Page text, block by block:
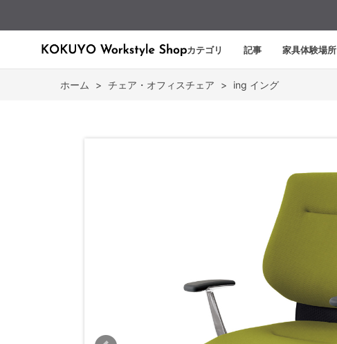
カテゴリ 記事 家具体験場所
ホーム > チェア・オフィスチェア > ing イング